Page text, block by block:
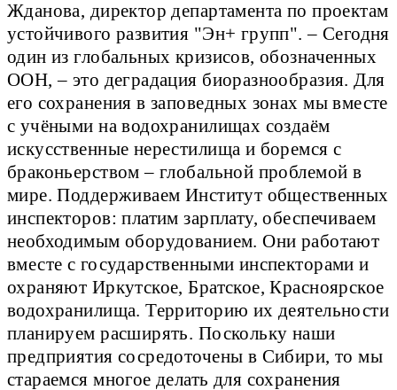
Жданова, директор департамента по проектам
устойчивого развития "Эн+ групп". – Сегодня
один из глобальных кризисов, обозначенных
ООН, – это деградация биоразнообразия. Для
его сохранения в заповедных зонах мы вместе
с учёными на водохранилищах создаём
искусственные нерестилища и боремся с
браконьерством – глобальной проблемой в
мире. Поддерживаем Институт общественных
инспекторов: платим зарплату, обеспечиваем
необходимым оборудованием. Они работают
вместе с государственными инспекторами и
охраняют Иркутское, Братское, Красноярское
водохранилища. Территорию их деятельности
планируем расширять. Поскольку наши
предприятия сосредоточены в Сибири, то мы
стараемся многое делать для сохранения